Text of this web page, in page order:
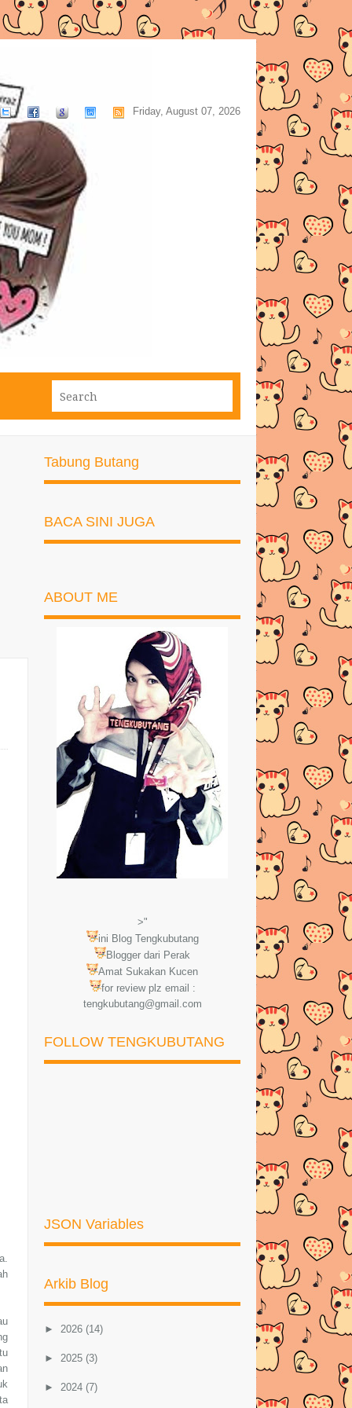
Friday, August 07, 2026
Tabung Butang
BACA SINI JUGA
ABOUT ME
>"
ini Blog Tengkubutang
Blogger dari Perak
Amat Sukakan Kucen
for review plz email :
tengkubutang@gmail.com
FOLLOW TENGKUBUTANG
JSON Variables
Arkib Blog
► 2026 (14)
► 2025 (3)
► 2024 (7)